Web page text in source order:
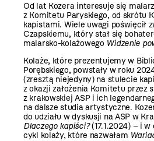
Od lat Kozera interesuje się
z Komitetu Paryskiego, od skrótu
kapistami. Wiele uwagi poświęcił
Czapskiemu, który stał się
malarsko-kolażowego Widzenie
Kolaże, które prezentujemy w
Porębskiego, powstały w roku
(zresztą niejedyny) na stulecie
z okazji założenia Komitetu przez
z krakowskiej ASP i ich
na dalsze studia artystyczne.
do udziału w dyskusji na ASP w
Dlaczego kapiści?(17.1.2024) – i w
cykl kolaży, które nazwałam